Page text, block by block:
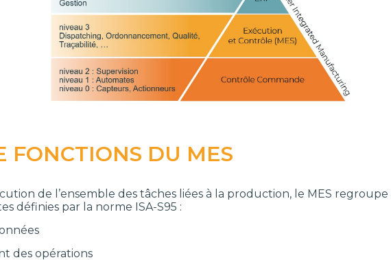
FONCTIONS DU MES
de l’ensemble des tâches liées à la production, le MES regroupe
définies par la norme ISA-S95 :
des opérations